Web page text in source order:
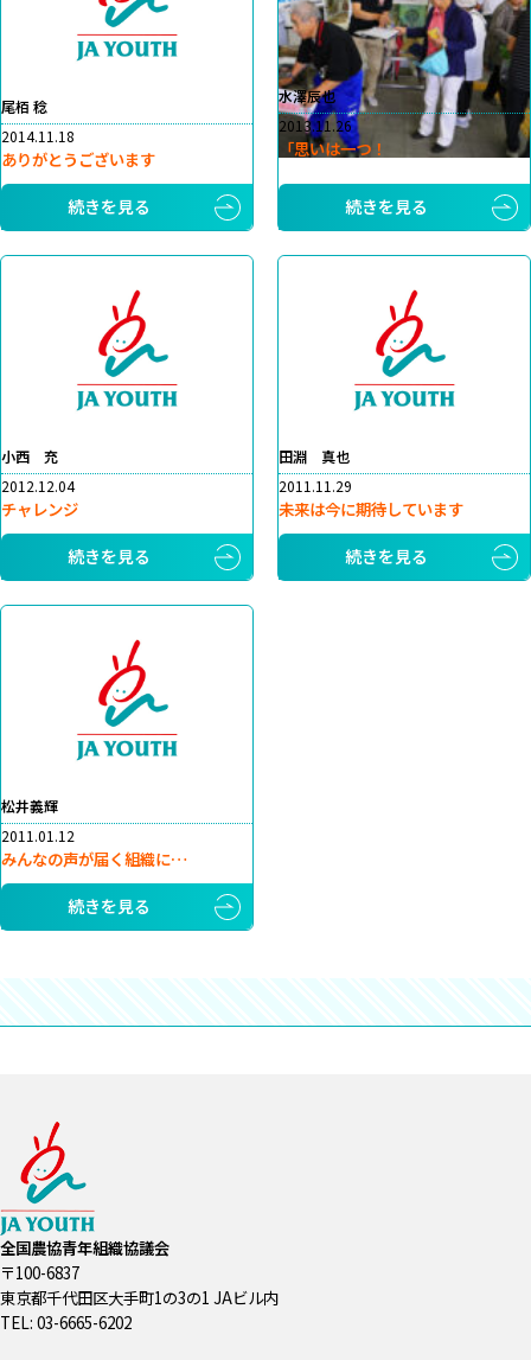
尾栢 稔
2014.11.18
ありがとうございます
続きを見る
水澤辰也
2013.11.26
「思いは一つ！
続きを見る
小西 充
2012.12.04
チャレンジ
続きを見る
田淵 真也
2011.11.29
未来は今に期待しています
続きを見る
松井義輝
2011.01.12
みんなの声が届く組織に…
続きを見る
全国農協青年組織協議会
〒100-6837
東京都千代田区大手町1の3の1 JAビル内
TEL: 03-6665-6202